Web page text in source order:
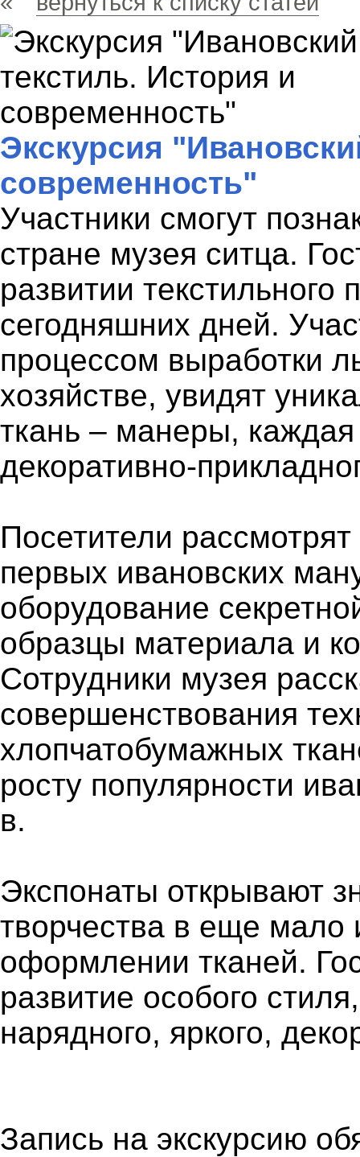
Экскурсия
современность"
Участники смогут
стране музея ситца.
развитии
сегодняшних дней.
процессом выработки
хозяйстве, увидят
ткань – манеры,
декоративно-
Посетители
первых ивановских
оборудование
образцы материала и
Сотрудники музея
совершенствования
хлопчатобумажных
росту популярности
в.
Экспонаты открывают
творчества в еще мало
оформлении тканей.
развитие особого
нарядного, яркого,
Запись на экскурсию